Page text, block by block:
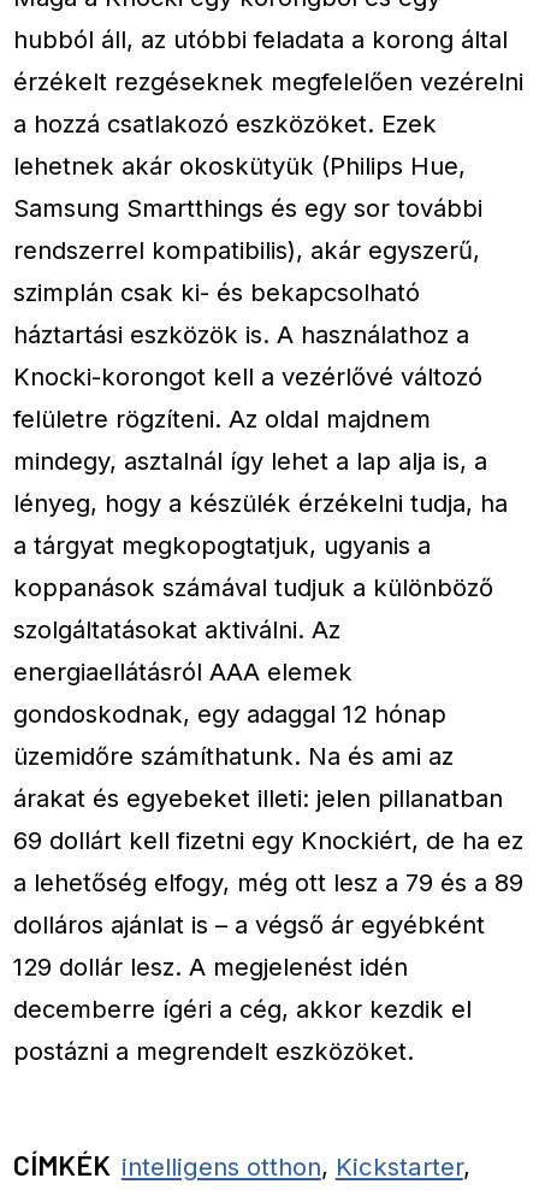
hubból áll, az utóbbi feladata a korong által
érzékelt rezgéseknek megfelelően vezérelni
a hozzá csatlakozó eszközöket. Ezek
lehetnek akár okoskütyük (Philips Hue,
Samsung Smartthings és egy sor további
rendszerrel kompatibilis), akár egyszerű,
szimplán csak ki- és bekapcsolható
háztartási eszközök is. A használathoz a
Knocki-korongot kell a vezérlővé változó
felületre rögzíteni. Az oldal majdnem
mindegy, asztalnál így lehet a lap alja is, a
lényeg, hogy a készülék érzékelni tudja, ha
a tárgyat megkopogtatjuk, ugyanis a
koppanások számával tudjuk a különböző
szolgáltatásokat aktiválni. Az
energiaellátásról AAA elemek
gondoskodnak, egy adaggal 12 hónap
üzemidőre számíthatunk. Na és ami az
árakat és egyebeket illeti: jelen pillanatban
69 dollárt kell fizetni egy Knockiért, de ha ez
a lehetőség elfogy, még ott lesz a 79 és a 89
dolláros ajánlat is – a végső ár egyébként
129 dollár lesz. A megjelenést idén
decemberre ígéri a cég, akkor kezdik el
postázni a megrendelt eszközöket.
CÍMKÉK intelligens otthon, Kickstarter,